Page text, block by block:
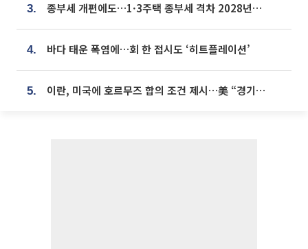
3. 종부세 개편에도…1·3주택 종부세 격차 2028년부터 확대
4. 바다 태운 폭염에…회 한 접시도 ‘히트플레이션’
5. 이란, 미국에 호르무즈 합의 조건 제시…美 “경기 아직 안 끝나” [종합]